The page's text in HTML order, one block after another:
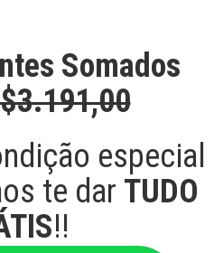
Somados
especial
te dar TUDO
!!